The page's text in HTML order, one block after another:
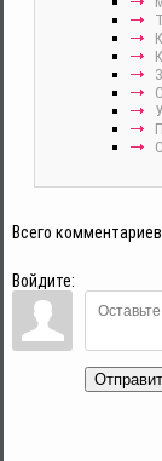
Всего комментариев
Войдите: